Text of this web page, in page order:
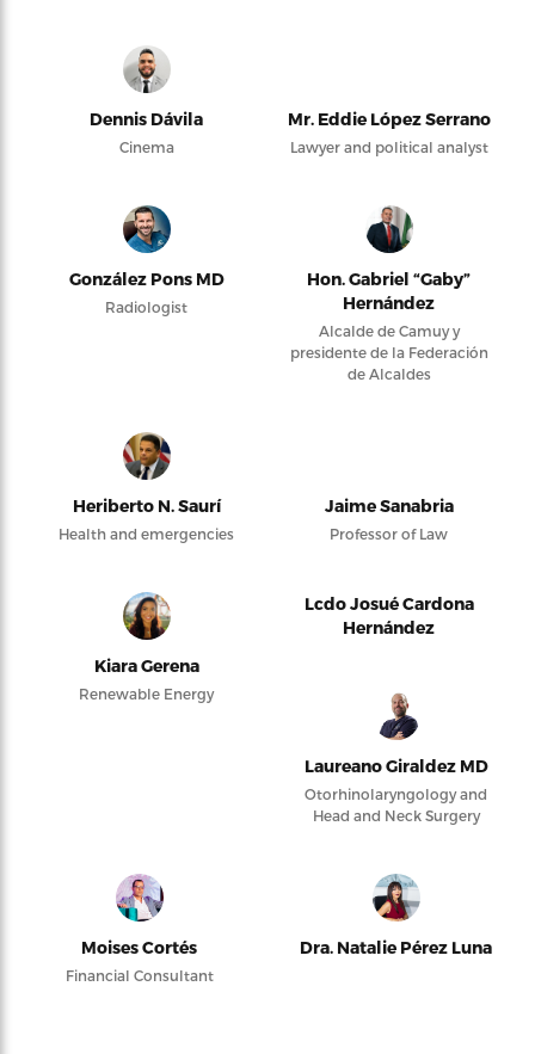
Dennis Dávila
Cinema
Mr. Eddie López Serrano
Lawyer and political analyst
González Pons MD
Radiologist
Hon. Gabriel “Gaby”
Hernández
Alcalde de Camuy y
presidente de la Federación
de Alcaldes
Heriberto N. Saurí
Health and emergencies
Jaime Sanabria
Professor of Law
Kiara Gerena
Renewable Energy
Lcdo Josué Cardona
Hernández
Laureano Giraldez MD
Otorhinolaryngology and
Head and Neck Surgery
Moises Cortés
Financial Consultant
Dra. Natalie Pérez Luna